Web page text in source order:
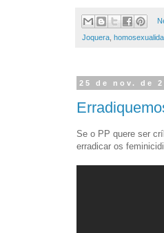
Joquera
25 de nov. de
Se o PP quere ser
erradicar os